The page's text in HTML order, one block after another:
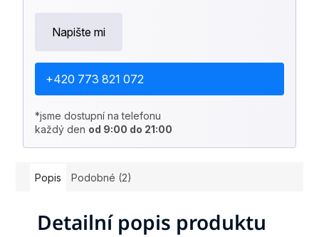
+420 773 821 072
Napište mi
*jsme dostupní na telefonu
každý den od 9:00 do 21:00
Popis Podobné (2)
Detailní popis produktu